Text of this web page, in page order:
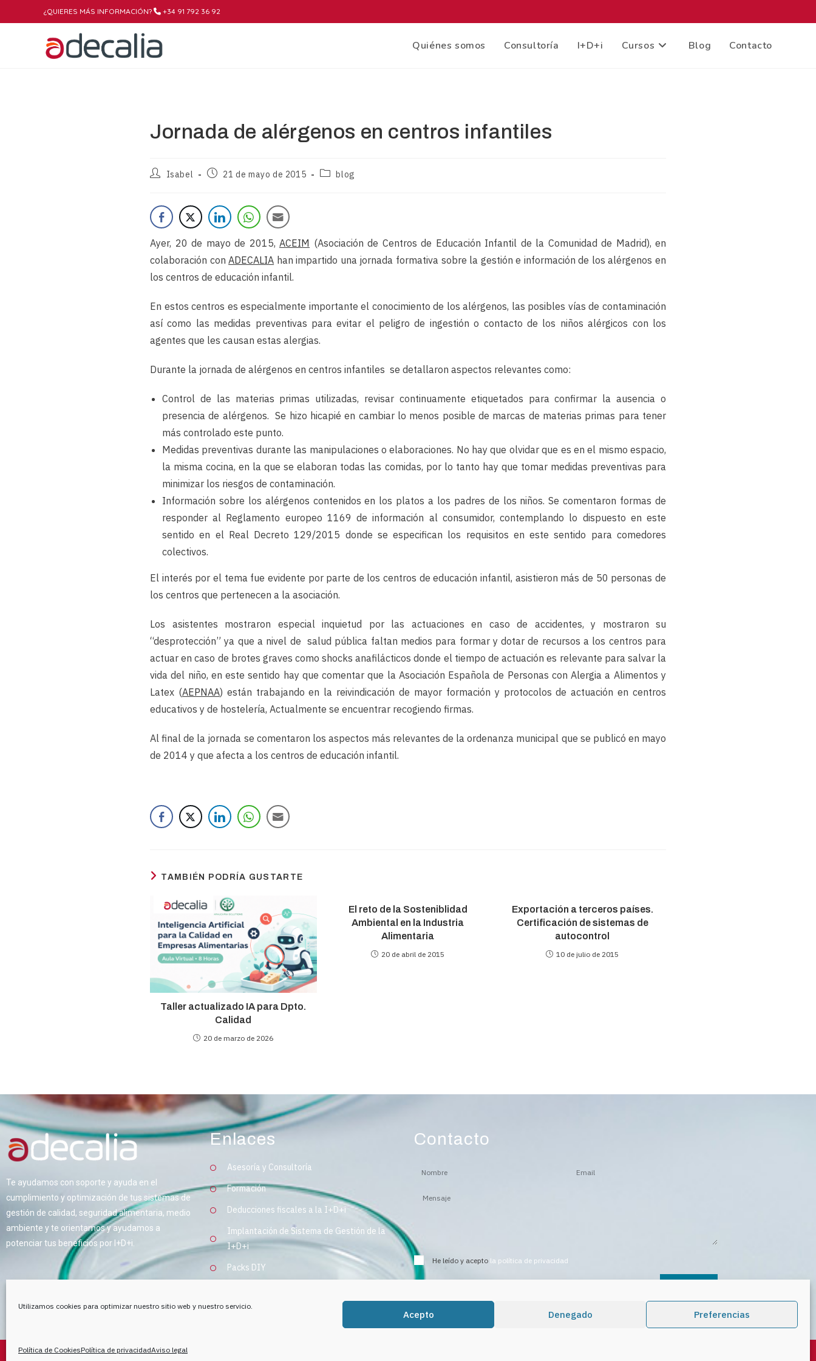
Utilizamos cookies para optimizar nuestro sitio web y nuestro servicio.
Acepto Denegado Preferencias
Política de CookiesPolítica de privacidadAviso legal
¿QUIERES MÁS INFORMACIÓN? +34 91 792 36 92
Quiénes somos Consultoría I+D+i Cursos Blog Contacto
Jornada de alérgenos en centros infantiles
Isabel 21 de mayo de 2015 blog
Ayer, 20 de mayo de 2015, ACEIM (Asociación de Centros de Educación Infantil de la Comunidad de Madrid), en
colaboración conADECALIA han impartido una jornada formativa sobre la gestión e información de los alérgenos en
los centros de educación infantil.
En estos centros es especialmente importante el conocimiento de los alérgenos, las posibles vías de contaminación
así como las medidas preventivas para evitar el peligro de ingestión o contacto de los niños alérgicos con los
agentes que les causan estas alergias.
Durante la jornada de alérgenos en centros infantiles se detallaron aspectos relevantes como:
Control de las materias primas utilizadas, revisar continuamente etiquetados para confirmar la ausencia o
presencia de alérgenos. Se hizo hicapié en cambiar lo menos posible de marcas de materias primas para tener
más controlado este punto.
Medidas preventivas durante las manipulaciones o elaboraciones. No hay que olvidar que es en el mismo espacio,
la misma cocina, en la que se elaboran todas las comidas, por lo tanto hay que tomar medidas preventivas para
minimizar los riesgos de contaminación.
Información sobre los alérgenos contenidos en los platos a los padres de los niños. Se comentaron formas de
responder al Reglamento europeo 1169 de información al consumidor, contemplando lo dispuesto en este
sentido en el Real Decreto 129/2015 donde se especifican los requisitos en este sentido para comedores
colectivos.
El interés por el tema fue evidente por parte de los centros de educación infantil, asistieron más de 50 personas de
los centros que pertenecen a la asociación.
Los asistentes mostraron especial inquietud por las actuaciones en caso de accidentes, y mostraron su
“desprotección” ya que a nivel de salud pública faltan medios para formar y dotar de recursos a los centros para
actuar en caso de brotes graves como shocks anafilácticos donde el tiempo de actuación es relevante para salvar la
vida del niño, en este sentido hay que comentar que la Asociación Española de Personas con Alergia a Alimentos y
Latex (AEPNAA) están trabajando en la reivindicación de mayor formación y protocolos de actuación en centros
educativos y de hostelería, Actualmente se encuentrar recogiendo firmas.
Al final de la jornada se comentaron los aspectos más relevantes de la ordenanza municipal que se publicó en mayo
de 2014 y que afecta a los centros de educación infantil.
TAMBIÉN PODRÍA GUSTARTE
Taller actualizado IA para Dpto.
Calidad
20 de marzo de 2026
El reto de la Sosteniblidad
Ambiental en la Industria
Alimentaria
20 de abril de 2015
Exportación a terceros países.
Certificación de sistemas de
autocontrol
10 de julio de 2015
Te ayudamos con soporte y ayuda en el
cumplimiento y optimización de tus sistemas de
gestión de calidad, seguridad alimentaria, medio
ambiente y te orientamos y ayudamos a
potenciar tus beneficios por I+D+i.
Enlaces
Asesoría y Consultoría
Formación
Deducciones fiscales a la I+D+i
Implantación de Sistema de Gestión de la
I+D+i
Packs DIY
Contacto
He leído y acepto la política de privacidad
Adecalia © 2020 |Diseñador Web